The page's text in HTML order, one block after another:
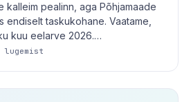
kalleim pealinn, aga Põhjamaade
taskukohane. Vaatame,
kuu eelarve 2026.…
lugemist